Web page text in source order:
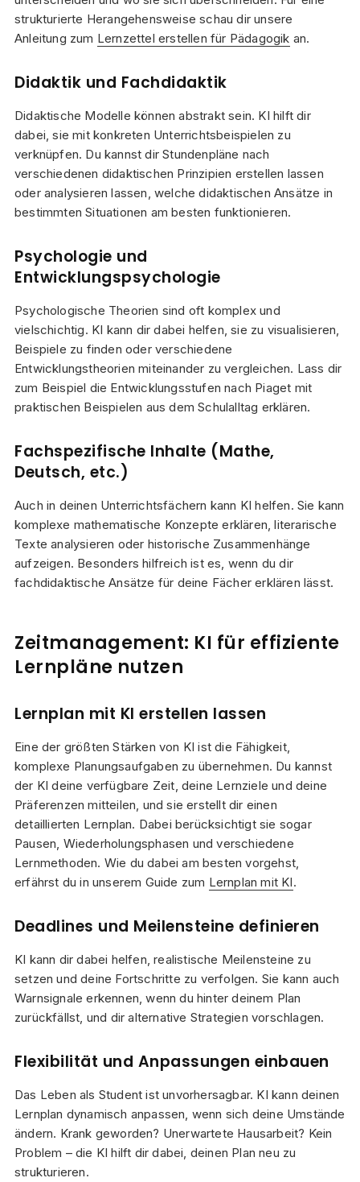
strukturierte Herangehensweise schau dir unsere
Anleitung zum Lernzettel erstellen für Pädagogik an.
Didaktik und Fachdidaktik
Didaktische Modelle können abstrakt sein. KI hilft dir
dabei, sie mit konkreten Unterrichtsbeispielen zu
verknüpfen. Du kannst dir Stundenpläne nach
verschiedenen didaktischen Prinzipien erstellen lassen
oder analysieren lassen, welche didaktischen Ansätze in
bestimmten Situationen am besten funktionieren.
Psychologie und
Entwicklungspsychologie
Psychologische Theorien sind oft komplex und
vielschichtig. KI kann dir dabei helfen, sie zu visualisieren,
Beispiele zu finden oder verschiedene
Entwicklungstheorien miteinander zu vergleichen. Lass dir
zum Beispiel die Entwicklungsstufen nach Piaget mit
praktischen Beispielen aus dem Schulalltag erklären.
Fachspezifische Inhalte (Mathe,
Deutsch, etc.)
Auch in deinen Unterrichtsfächern kann KI helfen. Sie kann
komplexe mathematische Konzepte erklären, literarische
Texte analysieren oder historische Zusammenhänge
aufzeigen. Besonders hilfreich ist es, wenn du dir
fachdidaktische Ansätze für deine Fächer erklären lässt.
Zeitmanagement: KI für effiziente
Lernpläne nutzen
Lernplan mit KI erstellen lassen
Eine der größten Stärken von KI ist die Fähigkeit,
komplexe Planungsaufgaben zu übernehmen. Du kannst
der KI deine verfügbare Zeit, deine Lernziele und deine
Präferenzen mitteilen, und sie erstellt dir einen
detaillierten Lernplan. Dabei berücksichtigt sie sogar
Pausen, Wiederholungsphasen und verschiedene
Lernmethoden. Wie du dabei am besten vorgehst,
erfährst du in unserem Guide zum Lernplan mit KI.
Deadlines und Meilensteine definieren
KI kann dir dabei helfen, realistische Meilensteine zu
setzen und deine Fortschritte zu verfolgen. Sie kann auch
Warnsignale erkennen, wenn du hinter deinem Plan
zurückfällst, und dir alternative Strategien vorschlagen.
Flexibilität und Anpassungen einbauen
Das Leben als Student ist unvorhersagbar. KI kann deinen
Lernplan dynamisch anpassen, wenn sich deine Umstände
ändern. Krank geworden? Unerwartete Hausarbeit? Kein
Problem – die KI hilft dir dabei, deinen Plan neu zu
strukturieren.